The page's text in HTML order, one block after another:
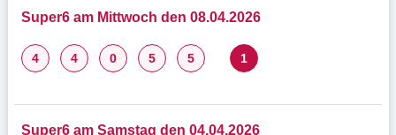
Super6 am Mittwoch den 08.04.2026
4 4 0 5 5 1
Super6 am Samstag den 04.04.2026